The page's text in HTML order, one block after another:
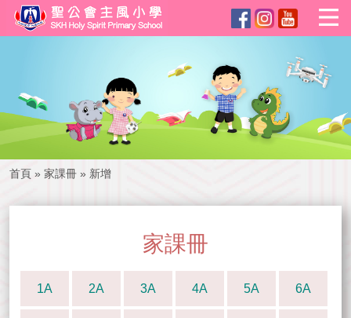
首頁 » 家課冊 » 新增
家課冊
1A 2A 3A 4A 5A 6A